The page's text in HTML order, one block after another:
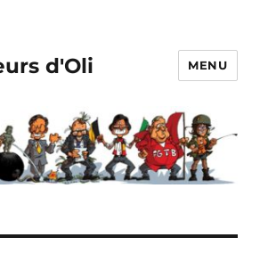
d'Oli MENU